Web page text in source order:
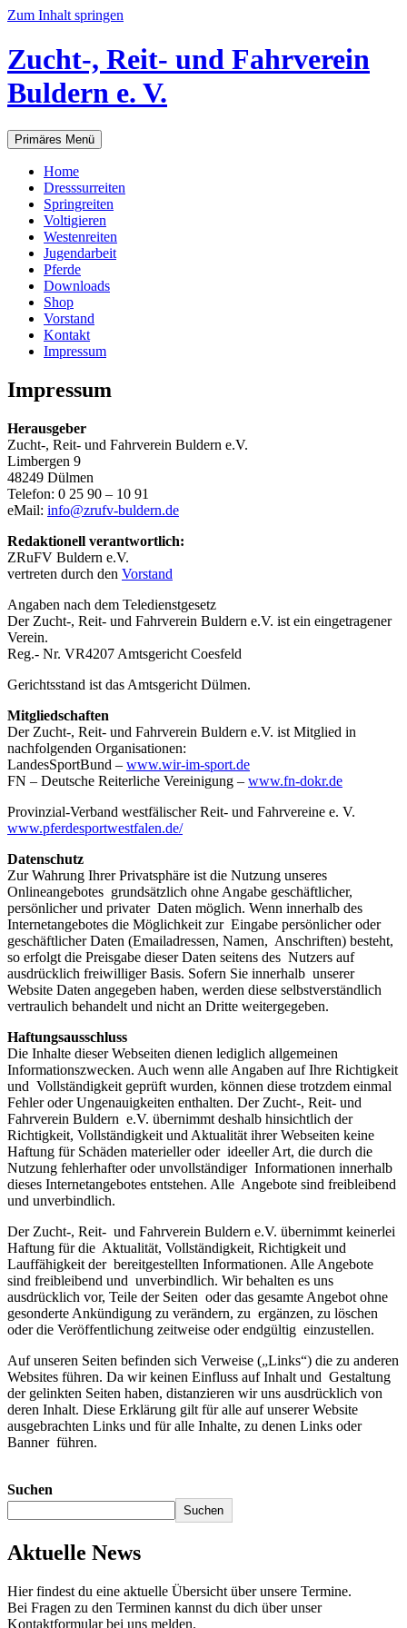
Zum Inhalt springen
Zucht-, Reit- und Fahrverein
Buldern e. V.
Primäres Menü
Home
Dresssurreiten
Springreiten
Voltigieren
Westenreiten
Jugendarbeit
Pferde
Downloads
Shop
Vorstand
Kontakt
Impressum
Impressum
Herausgeber
Zucht-, Reit- und Fahrverein Buldern e.V.
Limbergen 9
48249 Dülmen
Telefon: 0 25 90 – 10 91
eMail: info@zrufv-buldern.de
Redaktionell verantwortlich:
ZRuFV Buldern e.V.
vertreten durch den Vorstand
Angaben nach dem Teledienstgesetz
Der Zucht-, Reit- und Fahrverein Buldern e.V. ist ein eingetragener
Verein.
Reg.- Nr. VR4207 Amtsgericht Coesfeld
Gerichtsstand ist das Amtsgericht Dülmen.
Mitgliedschaften
Der Zucht-, Reit- und Fahrverein Buldern e.V. ist Mitglied in
nachfolgenden Organisationen:
LandesSportBund – www.wir-im-sport.de
FN – Deutsche Reiterliche Vereinigung – www.fn-dokr.de
Provinzial-Verband westfälischer Reit- und Fahrvereine e. V.
www.pferdesportwestfalen.de/
Datenschutz
Zur Wahrung Ihrer Privatsphäre ist die Nutzung unseres
Onlineangebotes grundsätzlich ohne Angabe geschäftlicher,
persönlicher und privater Daten möglich. Wenn innerhalb des
Internetangebotes die Möglichkeit zur Eingabe persönlicher oder
geschäftlicher Daten (Emailadressen, Namen, Anschriften) besteht,
so erfolgt die Preisgabe dieser Daten seitens des Nutzers auf
ausdrücklich freiwilliger Basis. Sofern Sie innerhalb unserer
Website Daten angegeben haben, werden diese selbstverständlich
vertraulich behandelt und nicht an Dritte weitergegeben.
Haftungsausschluss
Die Inhalte dieser Webseiten dienen lediglich allgemeinen
Informationszwecken. Auch wenn alle Angaben auf Ihre Richtigkeit
und Vollständigkeit geprüft wurden, können diese trotzdem einmal
Fehler oder Ungenauigkeiten enthalten. Der Zucht-, Reit- und
Fahrverein Buldern e.V. übernimmt deshalb hinsichtlich der
Richtigkeit, Vollständigkeit und Aktualität ihrer Webseiten keine
Haftung für Schäden materieller oder ideeller Art, die durch die
Nutzung fehlerhafter oder unvollständiger Informationen innerhalb
dieses Internetangebotes entstehen. Alle Angebote sind freibleibend
und unverbindlich.
Der Zucht-, Reit- und Fahrverein Buldern e.V. übernimmt keinerlei
Haftung für die Aktualität, Vollständigkeit, Richtigkeit und
Lauffähigkeit der bereitgestellten Informationen. Alle Angebote
sind freibleibend und unverbindlich. Wir behalten es uns
ausdrücklich vor, Teile der Seiten oder das gesamte Angebot ohne
gesonderte Ankündigung zu verändern, zu ergänzen, zu löschen
oder die Veröffentlichung zeitweise oder endgültig einzustellen.
Auf unseren Seiten befinden sich Verweise („Links“) die zu anderen
Websites führen. Da wir keinen Einfluss auf Inhalt und Gestaltung
der gelinkten Seiten haben, distanzieren wir uns ausdrücklich von
deren Inhalt. Diese Erklärung gilt für alle auf unserer Website
ausgebrachten Links und für alle Inhalte, zu denen Links oder
Banner führen.
Suchen
Suchen
Aktuelle News
Hier findest du eine aktuelle Übersicht über unsere Termine.
Bei Fragen zu den Terminen kannst du dich über unser
Kontaktformular bei uns melden.